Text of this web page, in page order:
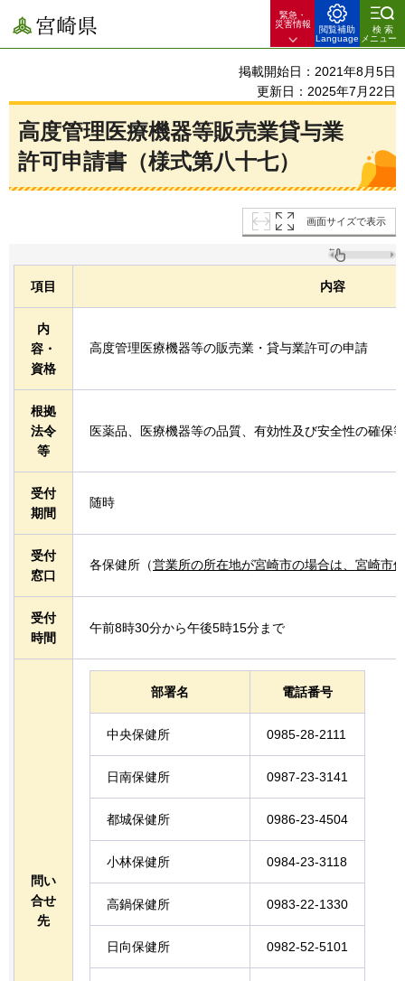
宮崎県
緊急・
災害情報
閲覧補助
Language
検索
メニュー
掲載開始日：2021年8月5日
更新日：2025年7月22日
高度管理医療機器等販売業貸与業
許可申請書（様式第八十七）
画面サイズで表示
項目 内容
内
容・
資格
高度管理医療機器等の販売業・貸与業許可の申請
根拠
法令
等
医薬品、医療機器等の品質、有効性及び安全性の確保
受付
期間
随時
受付
窓口
各保健所（営業所の所在地が宮崎市の場合は、宮崎市
受付
時間
午前8時30分から午後5時15分まで
問い
合せ
先
部署名 電話番号
中央保健所 0985-28-2111
日南保健所 0987-23-3141
都城保健所 0986-23-4504
小林保健所 0984-23-3118
高鍋保健所 0983-22-1330
日向保健所 0982-52-5101